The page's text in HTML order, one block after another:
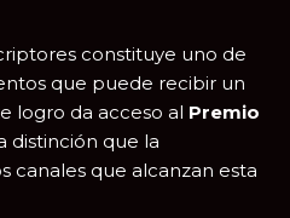
constituye uno de
que puede recibir un
logro da acceso al Premio
distinción que la
canales que alcanzan esta